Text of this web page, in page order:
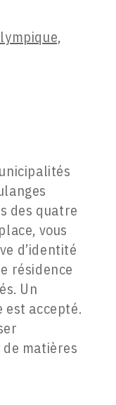
des quatre
vous
d’identité
résidence
Un
est accepté.
de matières